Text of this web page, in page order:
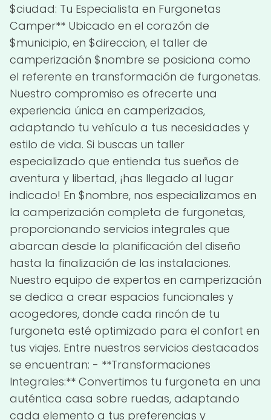
$ciudad: Tu Especialista en Furgonetas
Camper** Ubicado en el corazón de
$municipio, en $direccion, el taller de
camperización $nombre se posiciona como
el referente en transformación de furgonetas.
Nuestro compromiso es ofrecerte una
experiencia única en camperizados,
adaptando tu vehículo a tus necesidades y
estilo de vida. Si buscas un taller
especializado que entienda tus sueños de
aventura y libertad, ¡has llegado al lugar
indicado! En $nombre, nos especializamos en
la camperización completa de furgonetas,
proporcionando servicios integrales que
abarcan desde la planificación del diseño
hasta la finalización de las instalaciones.
Nuestro equipo de expertos en camperización
se dedica a crear espacios funcionales y
acogedores, donde cada rincón de tu
furgoneta esté optimizado para el confort en
tus viajes. Entre nuestros servicios destacados
se encuentran: - **Transformaciones
Integrales:** Convertimos tu furgoneta en una
auténtica casa sobre ruedas, adaptando
cada elemento a tus preferencias y